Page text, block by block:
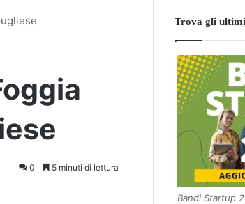
0 5 minuti di lettura
Trova gli
Bandi Startup